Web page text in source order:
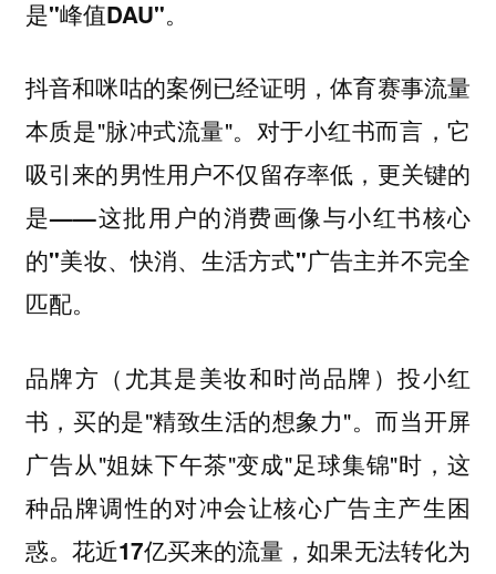
是"峰值DAU"。
抖音和咪咕的案例已经证明，体育赛事流量
本质是"脉冲式流量"。对于小红书而言，它
吸引来的男性用户不仅留存率低，更关键的
是——这批用户的消费画像与小红书核心
的"美妆、快消、生活方式"广告主并不完全
匹配。
品牌方（尤其是美妆和时尚品牌）投小红
书，买的是"精致生活的想象力"。而当开屏
广告从"姐妹下午茶"变成"足球集锦"时，这
种品牌调性的对冲会让核心广告主产生困
惑。花近17亿买来的流量，如果无法转化为